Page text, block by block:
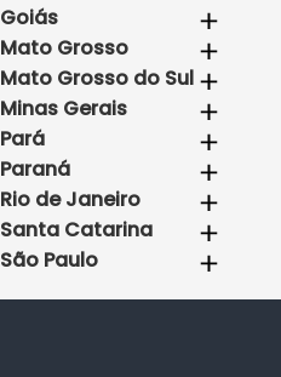
Goiás
Mato Grosso
Mato Grosso do Sul
Minas Gerais
Pará
Paraná
Rio de Janeiro
Santa Catarina
São Paulo